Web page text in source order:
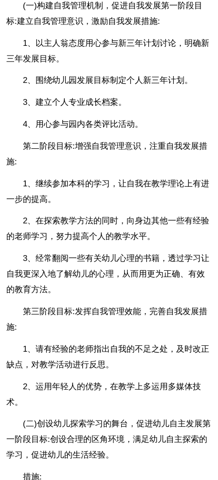
(一)构建自我管理机制，促进自我发展第一阶段目
标:建立自我管理意识，激励自我发展措施:
1、以主人翁态度用心参与新三年计划讨论，明确新
三年发展目标。
2、围绕幼儿园发展目标制定个人新三年计划。
3、建立个人专业成长档案。
4、用心参与园内各类评比活动。
第二阶段目标:增强自我管理意识，注重自我发展措
施:
1、继续参加本科的学习，让自我在教学理论上有进
一步的提高。
2、在探索教学方法的同时，向身边其他一些有经验
的老师学习，努力提高个人的教学水平。
3、经常翻阅一些有关幼儿心理的书籍，透过学习让
自我更深入地了解幼儿的心理，从而用更为正确、有效
的教育方法。
第三阶段目标:发挥自我管理效能，完善自我发展措
施:
1、请有经验的老师指出自我的不足之处，及时改正
缺点，对教学活动进行反思。
2、运用年轻人的优势，在教学上多运用多媒体技
术。
(二)创设幼儿探索学习的舞台，促进幼儿自主发展第
一阶段目标:创设合理的区角环境，满足幼儿自主探索的
学习，促进幼儿的生活经验。
措施: